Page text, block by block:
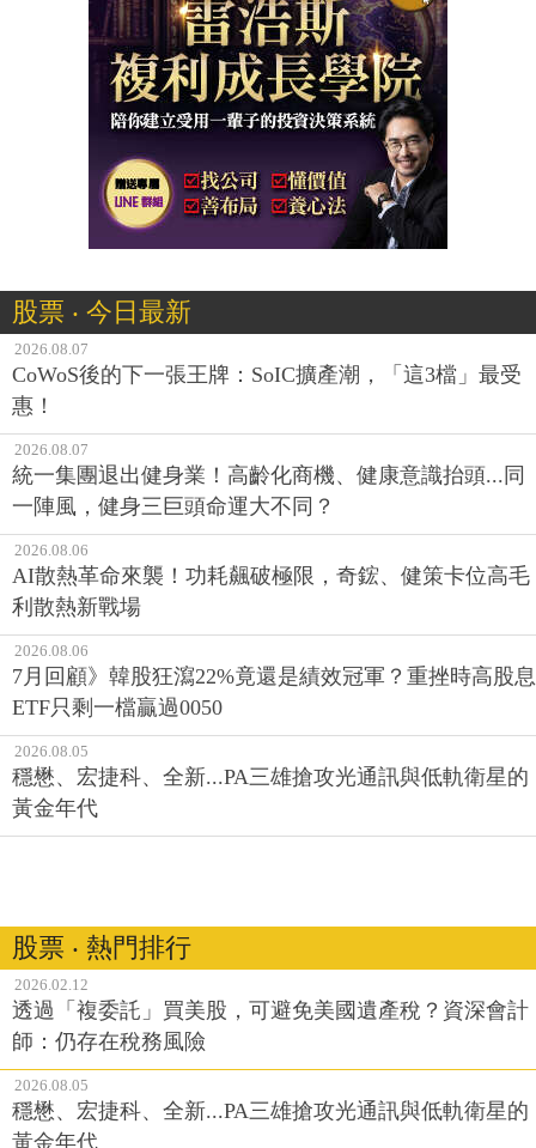
股票 ‧ 今日最新
2026.08.07
CoWoS後的下一張王牌：SoIC擴產潮，「這3檔」最受
惠！
2026.08.07
統一集團退出健身業！高齡化商機、健康意識抬頭...同
一陣風，健身三巨頭命運大不同？
2026.08.06
AI散熱革命來襲！功耗飆破極限，奇鋐、健策卡位高毛
利散熱新戰場
2026.08.06
7月回顧》韓股狂瀉22%竟還是績效冠軍？重挫時高股息
ETF只剩一檔贏過0050
2026.08.05
穩懋、宏捷科、全新...PA三雄搶攻光通訊與低軌衛星的
黃金年代
股票 ‧ 熱門排行
2026.02.12
透過「複委託」買美股，可避免美國遺產稅？資深會計
師：仍存在稅務風險
2026.08.05
穩懋、宏捷科、全新...PA三雄搶攻光通訊與低軌衛星的
黃金年代